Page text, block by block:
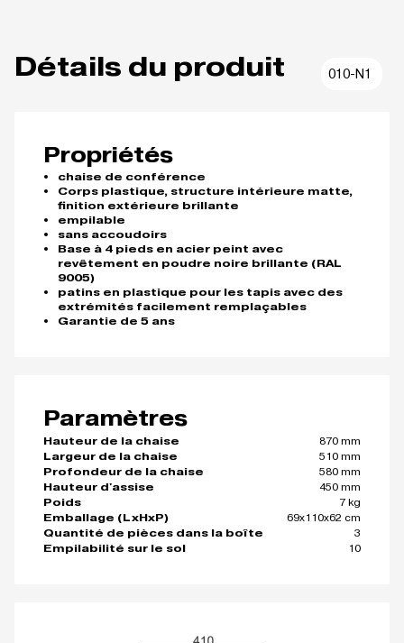
Détails du produit 010-N1
Propriétés
chaise de conférence
Corps plastique, structure intérieure matte,
finition extérieure brillante
empilable
sans accoudoirs
Base à 4 pieds en acier peint avec
revêtement en poudre noire brillante (RAL
9005)
patins en plastique pour les tapis avec des
extrémités facilement remplaçables
Garantie de 5 ans
Paramètres
Hauteur de la chaise
870 mm
Largeur de la chaise
510 mm
Profondeur de la chaise
580 mm
Hauteur d'assise
450 mm
Poids
7 kg
Emballage (LxHxP)
69x110x62 cm
Quantité de pièces dans la boîte
3
Empilabilité sur le sol
10